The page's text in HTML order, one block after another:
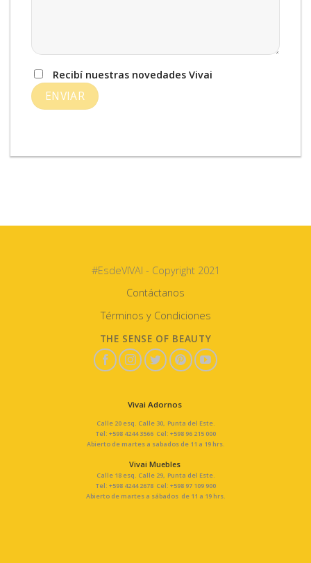
Recibí nuestras novedades Vivai
#EsdeVIVAI - Copyright 2021
Contáctanos
Términos y Condiciones
THE SENSE OF BEAUTY
Vivai Adornos
Calle 20 esq. Calle 30, Punta del Este.
Tel: +598 4244 3566 Cel: +598 96 215 000
Abierto de martes a sabados de 11 a 19 hrs.
Vivai Muebles
Calle 18 esq. Calle 29, Punta del Este.
Tel: +598 4244 2678 Cel: +598 97 109 900
Abierto de martes a sábados de 11 a 19 hrs.